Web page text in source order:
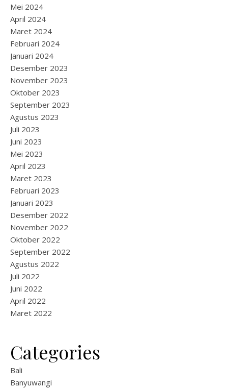
Mei 2024
April 2024
Maret 2024
Februari 2024
Januari 2024
Desember 2023
November 2023
Oktober 2023
September 2023
Agustus 2023
Juli 2023
Juni 2023
Mei 2023
April 2023
Maret 2023
Februari 2023
Januari 2023
Desember 2022
November 2022
Oktober 2022
September 2022
Agustus 2022
Juli 2022
Juni 2022
April 2022
Maret 2022
Categories
Bali
Banyuwangi